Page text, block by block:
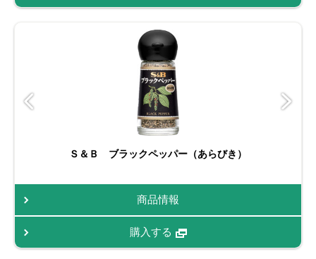
Ｓ＆Ｂ ブラックペッパー（あらびき）
商品情報
購入する